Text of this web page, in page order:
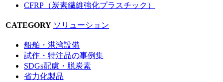
CFRP（炭素繊維強化プラスチック）
CATEGORY ソリューション
船舶・港湾設備
試作・特注品の事例集
SDGs配慮・脱炭素
省力化製品